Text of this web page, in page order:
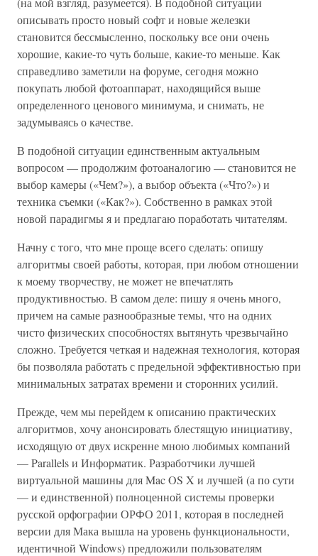
описывать просто новый софт и новые железки
становится бессмысленно, поскольку все они очень
хорошие, какие-то чуть больше, какие-то меньше. Как
справедливо заметили на форуме, сегодня можно
покупать любой фотоаппарат, находящийся выше
определенного ценового минимума, и снимать, не
задумываясь о качестве.
В подобной ситуации единственным актуальным
вопросом — продолжим фотоаналогию — становится не
выбор камеры («Чем?»), а выбор объекта («Что?») и
техника съемки («Как?»). Собственно в рамках этой
новой парадигмы я и предлагаю поработать читателям.
Начну с того, что мне проще всего сделать: опишу
алгоритмы своей работы, которая, при любом отношении
к моему творчеству, не может не впечатлять
продуктивностью. В самом деле: пишу я очень много,
причем на самые разнообразные темы, что на одних
чисто физических способностях вытянуть чрезвычайно
сложно. Требуется четкая и надежная технология, которая
бы позволяла работать с предельной эффективностью при
минимальных затратах времени и сторонних усилий.
Прежде, чем мы перейдем к описанию практических
алгоритмов, хочу анонсировать блестящую инициативу,
исходящую от двух искренне мною любимых компаний
— Parallels и Информатик. Разработчики лучшей
виртуальной машины для Mac OS X и лучшей (а по сути
— и единственной) полноценной системы проверки
русской орфографии ОРФО 2011, которая в последней
версии для Мака вышла на уровень функциональности,
идентичной Windows) предложили пользователям